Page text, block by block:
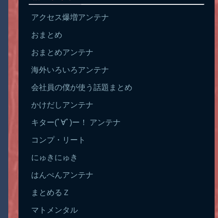
アクセス爆増アンテナ
おまとめ
おまとめアンテナ
海外いろいろアンテナ
会社員の僕が使う話題まとめ
かけだしアンテナ
キター(ﾟ∀ﾟ)ー！ アンテナ
コンプ・リート
にゅきにゅき
はんぺんアンテナ
まとめるＺ
マトメンタル